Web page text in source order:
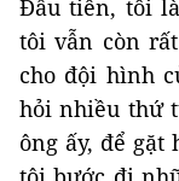
Đầu tiên, tôi
tôi vẫn còn
cho đội hình
hỏi nhiều thứ
ông ấy, để